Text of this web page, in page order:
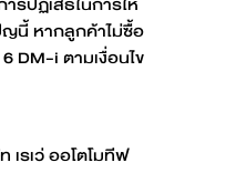
ญนี้ หากลูกค้าไม่ซื้อ
DM-i ตามเงื่อนไข
รเว่ ออโตโมทีฟ